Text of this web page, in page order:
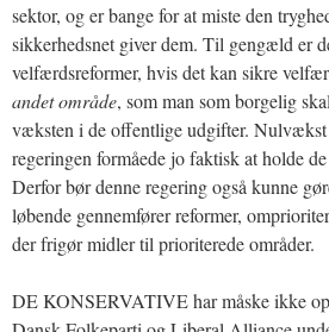
sektor, og er bange for at miste den
sikkerhedsnet giver dem. Til gengæld er
velfærdsreformer, hvis det kan sikre
andet område, som man som borgelig
væksten i de offentlige udgifter.
regeringen formåede jo faktisk at holde
Derfor bør denne regering også kunne
løbende gennemfører reformer,
der frigør midler til prioriterede områder.
DE KONSERVATIVE har måske ikke